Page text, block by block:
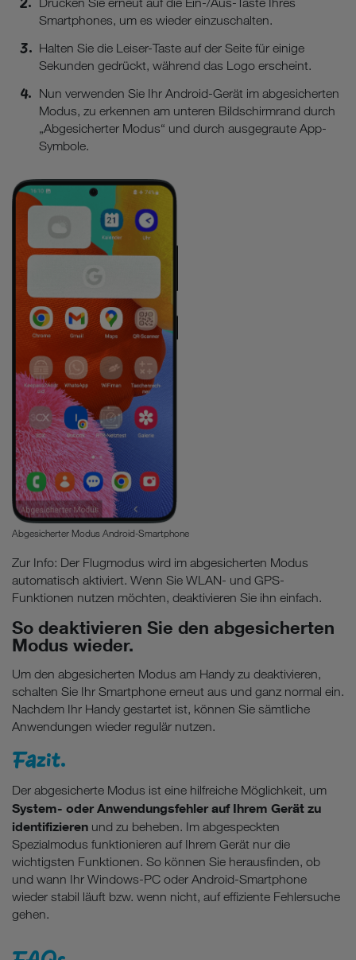
Drücken Sie erneut auf die Ein-/Aus-Taste Ihres
Smartphones, um es wieder einzuschalten.
Halten Sie die Leiser-Taste auf der Seite für einige
Sekunden gedrückt, während das Logo erscheint.
Nun verwenden Sie Ihr Android-Gerät im abgesicherten
Modus, zu erkennen am unteren Bildschirmrand durch
„Abgesicherter Modus“ und durch ausgegraute App-
Symbole.
Abgesicherter Modus Android-Smartphone
Zur Info: Der Flugmodus wird im abgesicherten Modus
automatisch aktiviert. Wenn Sie WLAN- und GPS-
Funktionen nutzen möchten, deaktivieren Sie ihn einfach.
So deaktivieren Sie den abgesicherten
Modus wieder.
Um den abgesicherten Modus am Handy zu deaktivieren,
schalten Sie Ihr Smartphone erneut aus und ganz normal ein.
Nachdem Ihr Handy gestartet ist, können Sie sämtliche
Anwendungen wieder regulär nutzen.
Fazit.
Der abgesicherte Modus ist eine hilfreiche Möglichkeit, um
System- oder Anwendungsfehler auf Ihrem Gerät zu
identifizieren und zu beheben. Im abgespeckten
Spezialmodus funktionieren auf Ihrem Gerät nur die
wichtigsten Funktionen. So können Sie herausfinden, ob
und wann Ihr Windows-PC oder Android-Smartphone
wieder stabil läuft bzw. wenn nicht, auf effiziente Fehlersuche
gehen.